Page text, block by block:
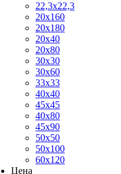
22,3x22,3
20x160
20x180
20x40
20x80
30x30
30x60
33x33
40x40
45x45
40x80
45x90
50x50
50x100
60x120
Цена